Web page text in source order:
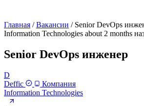
Главная / Вакансии / Senior DevOps
Information Technologies about 2 months
Senior DevOps инженер
D
Deffic
Компания
Information Technologies